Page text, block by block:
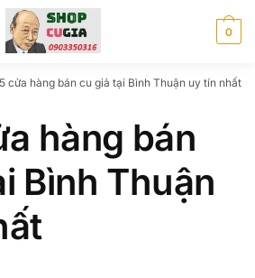
0
cửa hàng bán cu giả tại Bình Thuận uy tín nhất
hàng bán
Bình Thuận